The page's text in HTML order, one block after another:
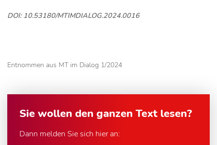
DOI: 10.53180/MTIMDIALOG.2024.0016
Entnommen aus MT im Dialog 1/2024
Sie wollen den ganzen Text lesen?
Dann melden Sie sich hier an: